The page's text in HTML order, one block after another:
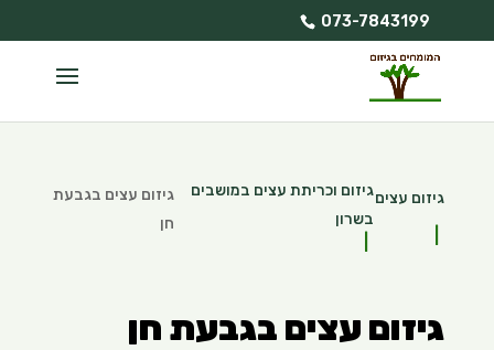
073-7843199
גיזום עציםגיזום וכריתת עצים במושבים
בשרון
גיזום עצים בגבעת
חן
גיזום עצים בגבעת חן